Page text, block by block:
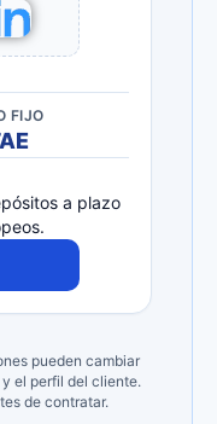
FIJO
a plazo
pueden cambiar
el perfil del cliente.
de contratar.